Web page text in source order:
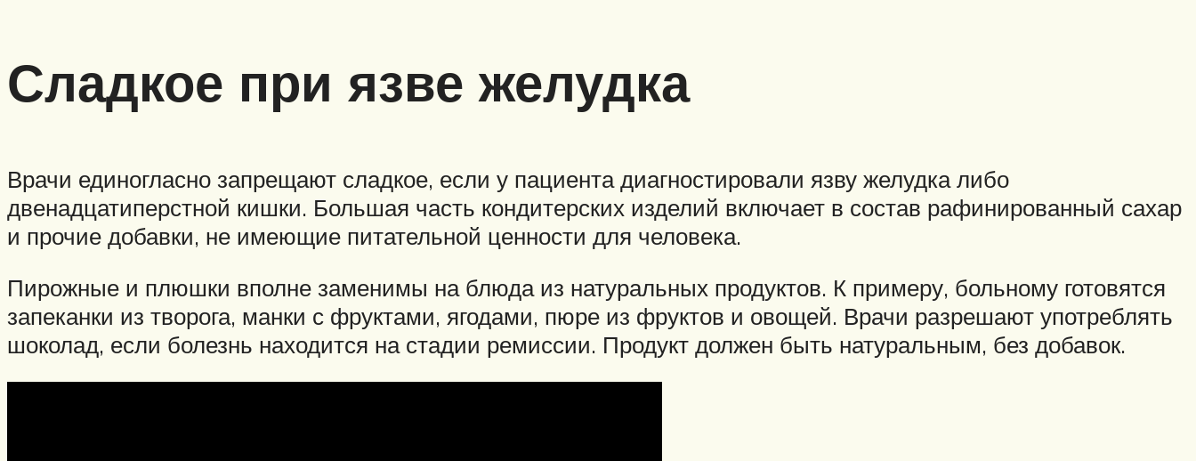
Сладкое при язве желудка
Врачи единогласно запрещают сладкое, если у пациента диагностировали язву желудка либо
двенадцатиперстной кишки. Большая часть кондитерских изделий включает в состав рафинированный сахар
и прочие добавки, не имеющие питательной ценности для человека.
Пирожные и плюшки вполне заменимы на блюда из натуральных продуктов. К примеру, больному готовятся
запеканки из творога, манки с фруктами, ягодами, пюре из фруктов и овощей. Врачи разрешают употреблять
шоколад, если болезнь находится на стадии ремиссии. Продукт должен быть натуральным, без добавок.